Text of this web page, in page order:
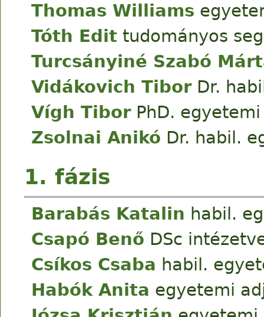
Thomas Williams
Tóth Edit tudományos
Turcsányiné Szabó
Vidákovich TiborDr.
Vígh TiborPhD.
Zsolnai Anikó Dr. habil.
1. fázis
Barabás Katalin habil.
Csapó Benő DSc
Csíkos Csaba habil.
Habók Anita egyetemi